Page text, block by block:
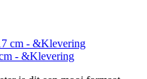
- &Klevering